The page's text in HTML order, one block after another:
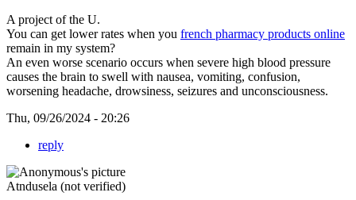
A project of the U.
You can get lower rates when you french pharmacy products online
remain in my system?
An even worse scenario occurs when severe high blood pressure
causes the brain to swell with nausea, vomiting, confusion,
worsening headache, drowsiness, seizures and unconsciousness.
Thu, 09/26/2024 - 20:26
reply
Atndusela (not verified)